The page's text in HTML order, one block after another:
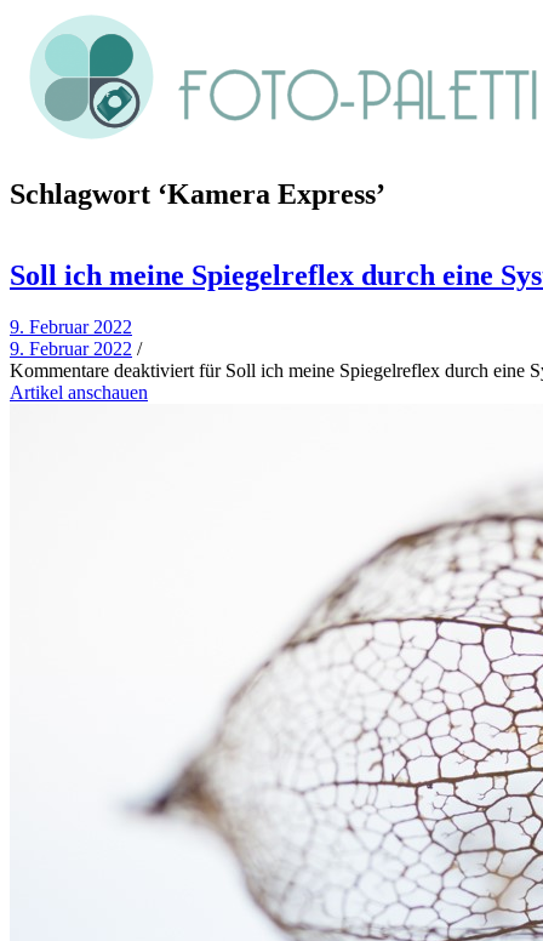
Schlagwort ‘Kamera Express’
Soll ich meine Spiegelreflex durch eine
9. Februar 2022
9. Februar 2022 /
Kommentare deaktiviert für Soll ich meine Spiegelreflex durch eine
Artikel anschauen